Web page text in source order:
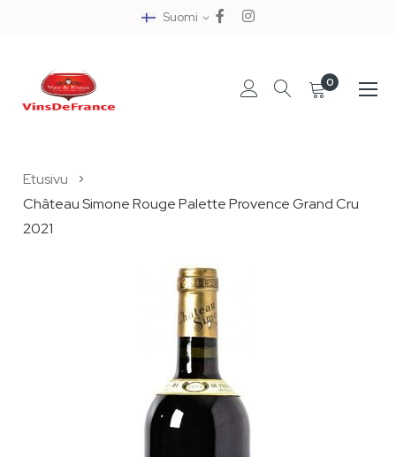
Suomi
0
to
Content
Etusivu
Château Simone Rouge Palette Provence Grand Cru
2021